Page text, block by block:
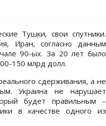
Тушки, свои спутники.
Иран, согласно данным
90-ых. За 20 лет было
150 млрд долл.
сдерживания, а не
Украина не нарушает
будет правильным –
в качестве одного из